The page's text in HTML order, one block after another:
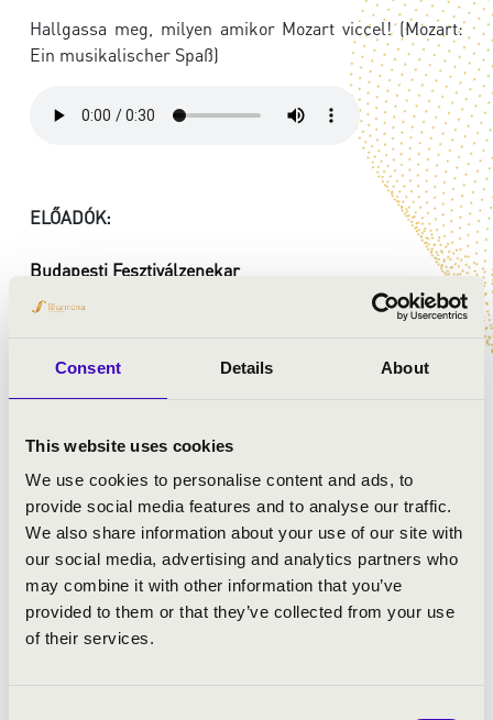
Consent Details About
This website uses cookies
We use cookies to personalise content and ads, to
provide social media features and to analyse our traffic.
We also share information about your use of our site with
our social media, advertising and analytics partners who
may combine it with other information that you’ve
provided to them or that they’ve collected from your use
of their services.
Hallgassa meg, milyen amikor Mozart viccel! (Mozart:
Ein musikalischer Spaß)
ELŐADÓK:
Budapesti Fesztiválzenekar
Alexander Sitkovetsky
MŰSOR:
Mozart: Ein musikalischer Spaß
Haydn: A-dúr hegedűverseny, No. 5
Mozart: Titus - nyitány
Haydn: B-dúr szimfónia, No. 98